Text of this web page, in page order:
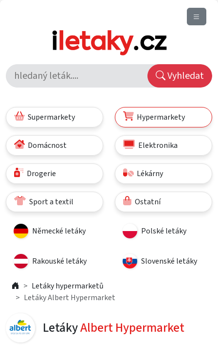
Vyhledat
Supermarkety Hypermarkety
Domácnost Elektronika
Drogerie Lékárny
Sport a textil Ostatní
Německé letáky Polské letáky
Rakouské letáky Slovenské letáky
Letáky hypermarketů
Letáky Albert Hypermarket
LetákyAlbert Hypermarket